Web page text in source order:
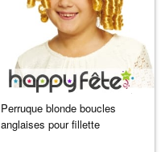
Perruque blonde boucles
anglaises pour fillette